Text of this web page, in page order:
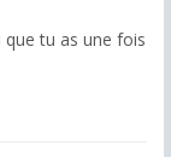
tu as une fois